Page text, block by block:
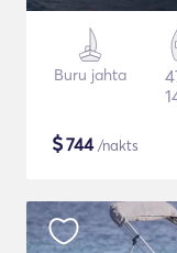
Buru jahta
$744/nakts